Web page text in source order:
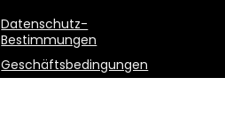
Datenschutz-
Bestimmungen
Geschäftsbedingungen